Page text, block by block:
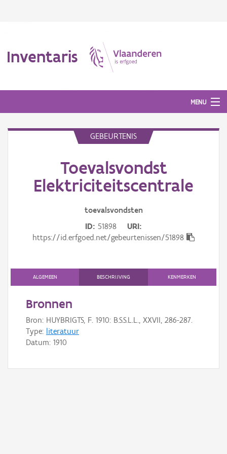
Inventaris
MENU
Waarneming
Gebeurtenis
Downloads
Hergebruik
Aanmelden
GEBEURTENIS
Toevalsvondst
Elektriciteitscentrale
toevalsvondsten
ID 51898
URI
https://id.erfgoed.net/gebeurtenissen/51898
ALGEMEEN BESCHRIJVING KENMERKEN
Bronnen
Bron: HUYBRIGTS, F. 1910: B.S.S.L.L., XXVII, 286-287.
Type: literatuur
Datum: 1910